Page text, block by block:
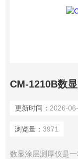
CM-1210B数
更新时间： 2026-
浏览量： 3971
数显涂层测厚仪是